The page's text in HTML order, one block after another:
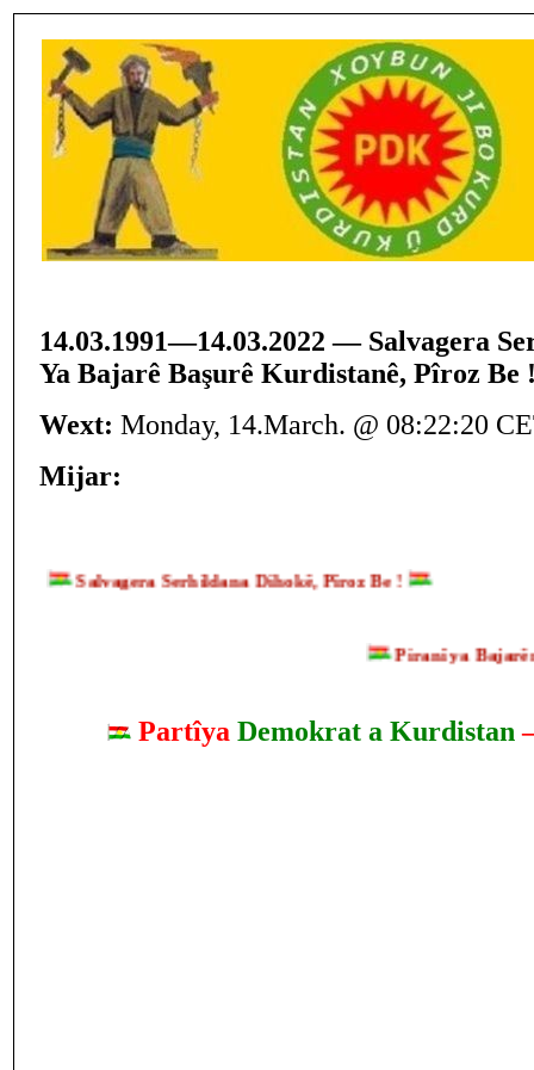
14.03.1991—14.03.2022 — Salvagera
Ya Bajarê Başurê Kurdistanê, Pîroz Be
Wext: Monday, 14.March. @ 08:22:20
Mijar:
Salvagera Serhildana Dihokê, Pîroz Be !
Piranî ya Bajarên,
Partîya Demokrat a Kurdistan